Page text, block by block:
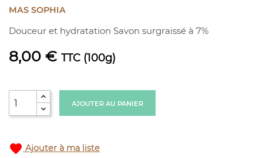
MAS SOPHIA
Douceur et hydratation Savon surgraissé à 7%
8,00 € TTC (100g)
AJOUTER AU PANIER
favorite Ajouter à ma liste